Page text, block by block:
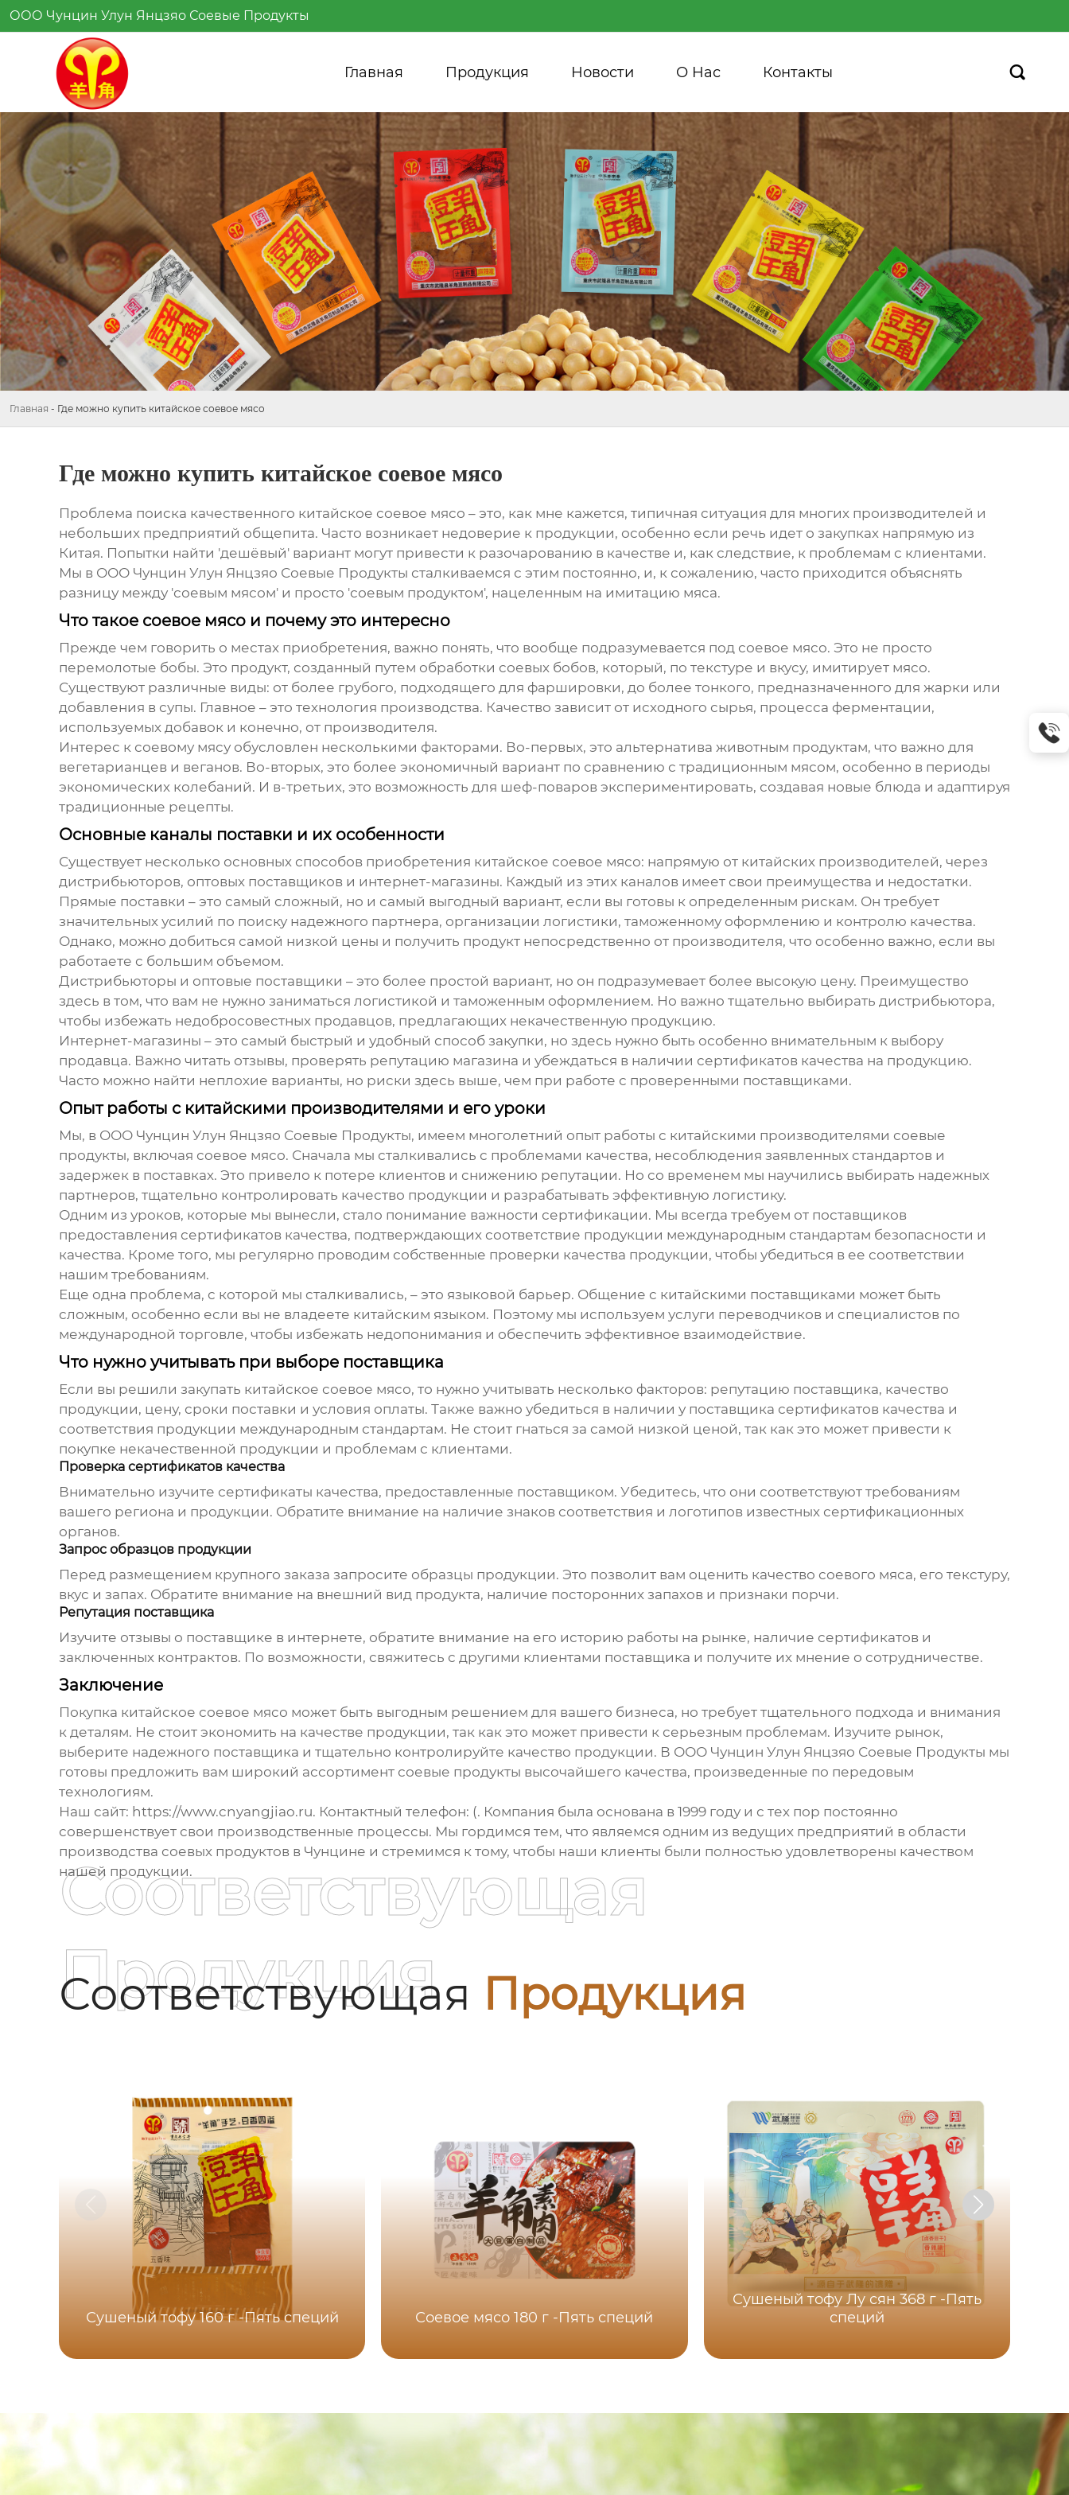
ООО Чунцин Улун Янцзяо Соевые Продукты
Главная Продукция Новости О Hас Контакты 
Главная - Где можно купить китайское соевое мясо
Где можно купить китайское соевое мясо
Проблема поиска качественного китайское соевое мясо – это, как мне кажется, типичная ситуация для многих производителей и
небольших предприятий общепита. Часто возникает недоверие к продукции, особенно если речь идет о закупках напрямую из
Китая. Попытки найти 'дешёвый' вариант могут привести к разочарованию в качестве и, как следствие, к проблемам с клиентами.
Мы в ООО Чунцин Улун Янцзяо Соевые Продукты сталкиваемся с этим постоянно, и, к сожалению, часто приходится объяснять
разницу между 'соевым мясом' и просто 'соевым продуктом', нацеленным на имитацию мяса.
Что такое соевое мясо и почему это интересно
Прежде чем говорить о местах приобретения, важно понять, что вообще подразумевается под соевое мясо. Это не просто
перемолотые бобы. Это продукт, созданный путем обработки соевых бобов, который, по текстуре и вкусу, имитирует мясо.
Существуют различные виды: от более грубого, подходящего для фаршировки, до более тонкого, предназначенного для жарки или
добавления в супы. Главное – это технология производства. Качество зависит от исходного сырья, процесса ферментации,
используемых добавок и конечно, от производителя.
Интерес к соевому мясу обусловлен несколькими факторами. Во-первых, это альтернатива животным продуктам, что важно для
вегетарианцев и веганов. Во-вторых, это более экономичный вариант по сравнению с традиционным мясом, особенно в периоды
экономических колебаний. И в-третьих, это возможность для шеф-поваров экспериментировать, создавая новые блюда и адаптируя
традиционные рецепты.
Основные каналы поставки и их особенности
Существует несколько основных способов приобретения китайское соевое мясо: напрямую от китайских производителей, через
дистрибьюторов, оптовых поставщиков и интернет-магазины. Каждый из этих каналов имеет свои преимущества и недостатки.
Прямые поставки – это самый сложный, но и самый выгодный вариант, если вы готовы к определенным рискам. Он требует
значительных усилий по поиску надежного партнера, организации логистики, таможенному оформлению и контролю качества.
Однако, можно добиться самой низкой цены и получить продукт непосредственно от производителя, что особенно важно, если вы
работаете с большим объемом.
Дистрибьюторы и оптовые поставщики – это более простой вариант, но он подразумевает более высокую цену. Преимущество
здесь в том, что вам не нужно заниматься логистикой и таможенным оформлением. Но важно тщательно выбирать дистрибьютора,
чтобы избежать недобросовестных продавцов, предлагающих некачественную продукцию.
Интернет-магазины – это самый быстрый и удобный способ закупки, но здесь нужно быть особенно внимательным к выбору
продавца. Важно читать отзывы, проверять репутацию магазина и убеждаться в наличии сертификатов качества на продукцию.
Часто можно найти неплохие варианты, но риски здесь выше, чем при работе с проверенными поставщиками.
Опыт работы с китайскими производителями и его уроки
Мы, в ООО Чунцин Улун Янцзяо Соевые Продукты, имеем многолетний опыт работы с китайскими производителями соевые
продукты, включая соевое мясо. Сначала мы сталкивались с проблемами качества, несоблюдения заявленных стандартов и
задержек в поставках. Это привело к потере клиентов и снижению репутации. Но со временем мы научились выбирать надежных
партнеров, тщательно контролировать качество продукции и разрабатывать эффективную логистику.
Одним из уроков, которые мы вынесли, стало понимание важности сертификации. Мы всегда требуем от поставщиков
предоставления сертификатов качества, подтверждающих соответствие продукции международным стандартам безопасности и
качества. Кроме того, мы регулярно проводим собственные проверки качества продукции, чтобы убедиться в ее соответствии
нашим требованиям.
Еще одна проблема, с которой мы сталкивались, – это языковой барьер. Общение с китайскими поставщиками может быть
сложным, особенно если вы не владеете китайским языком. Поэтому мы используем услуги переводчиков и специалистов по
международной торговле, чтобы избежать недопонимания и обеспечить эффективное взаимодействие.
Что нужно учитывать при выборе поставщика
Если вы решили закупать китайское соевое мясо, то нужно учитывать несколько факторов: репутацию поставщика, качество
продукции, цену, сроки поставки и условия оплаты. Также важно убедиться в наличии у поставщика сертификатов качества и
соответствия продукции международным стандартам. Не стоит гнаться за самой низкой ценой, так как это может привести к
покупке некачественной продукции и проблемам с клиентами.
Проверка сертификатов качества
Внимательно изучите сертификаты качества, предоставленные поставщиком. Убедитесь, что они соответствуют требованиям
вашего региона и продукции. Обратите внимание на наличие знаков соответствия и логотипов известных сертификационных
органов.
Запрос образцов продукции
Перед размещением крупного заказа запросите образцы продукции. Это позволит вам оценить качество соевого мяса, его текстуру,
вкус и запах. Обратите внимание на внешний вид продукта, наличие посторонних запахов и признаки порчи.
Репутация поставщика
Изучите отзывы о поставщике в интернете, обратите внимание на его историю работы на рынке, наличие сертификатов и
заключенных контрактов. По возможности, свяжитесь с другими клиентами поставщика и получите их мнение о сотрудничестве.
Заключение
Покупка китайское соевое мясо может быть выгодным решением для вашего бизнеса, но требует тщательного подхода и внимания
к деталям. Не стоит экономить на качестве продукции, так как это может привести к серьезным проблемам. Изучите рынок,
выберите надежного поставщика и тщательно контролируйте качество продукции. В ООО Чунцин Улун Янцзяо Соевые Продукты мы
готовы предложить вам широкий ассортимент соевые продукты высочайшего качества, произведенные по передовым
технологиям.
Наш сайт: https://www.cnyangjiao.ru. Контактный телефон: (. Компания была основана в 1999 году и с тех пор постоянно
совершенствует свои производственные процессы. Мы гордимся тем, что являемся одним из ведущих предприятий в области
производства соевых продуктов в Чунцине и стремимся к тому, чтобы наши клиенты были полностью удовлетворены качеством
нашей продукции.
Соответствующая Продукция
Соответствующая
Продукция
Сушеный тофу 160 г -Пять специй Соевое мясо 180 г -Пять специй
Сушеный тофу Лу сян 368 г -Пять
специй